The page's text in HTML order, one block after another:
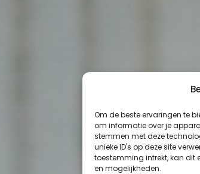
Om de beste ervaringen te
om informatie over je
stemmen met deze
unieke ID's op deze site
toestemming intrekt, kan dit
en mogelijkheden.